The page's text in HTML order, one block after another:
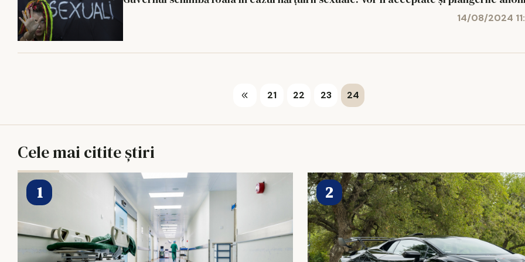
14/08/2024
21 22 23 24
Cele mai citite știri